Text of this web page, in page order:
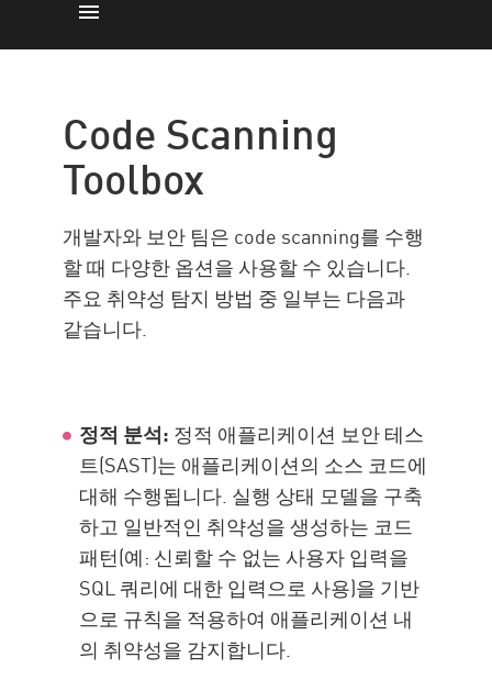
이점
리소스
Code Scanning
Toolbox
개발자와 보안 팀은 code scanning를 수행
할 때 다양한 옵션을 사용할 수 있습니다.
주요 취약성 탐지 방법 중 일부는 다음과
같습니다.
정적 분석: 정적 애플리케이션 보안 테스
트(SAST)는 애플리케이션의 소스 코드에
대해 수행됩니다. 실행 상태 모델을 구축
하고 일반적인 취약성을 생성하는 코드
패턴(예: 신뢰할 수 없는 사용자 입력을
SQL 쿼리에 대한 입력으로 사용)을 기반
으로 규칙을 적용하여 애플리케이션 내
의 취약성을 감지합니다.